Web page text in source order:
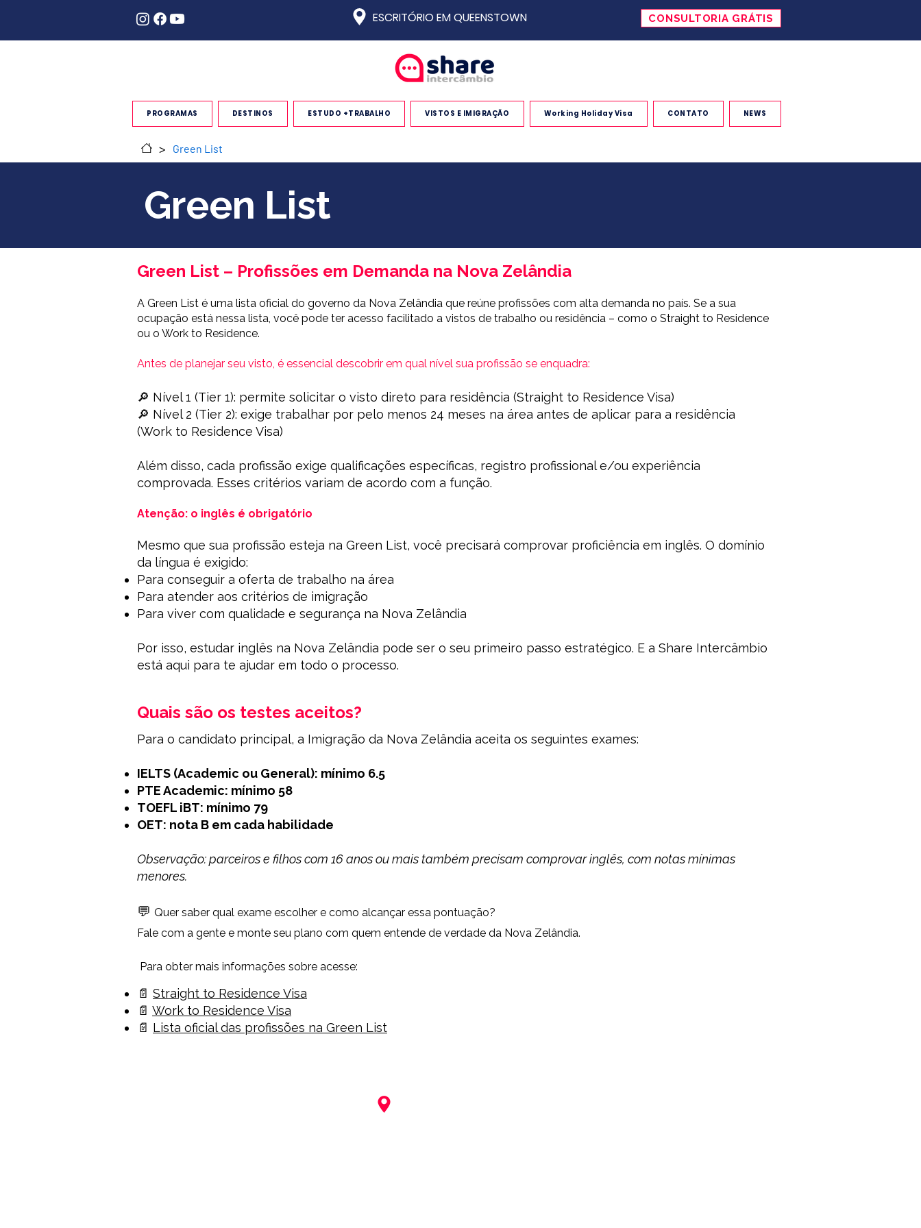
ESCRITÓRIO EM QUEENSTOWN CONSULTORIA GRÁTIS
PROGRAMAS DESTINOS ESTUDO +TRABALHO VISTOS E IMIGRAÇÃO Working Holiday Visa CONTATO NEWS
Green List
Green List – Profissões em Demanda na Nova Zelândia
A Green List é uma lista oficial do governo da Nova Zelândia que reúne profissões com alta demanda no país. Se a sua
ocupação está nessa lista, você pode ter acesso facilitado a vistos de trabalho ou residência – como o Straight to Residence
ou o Work to Residence.
Antes de planejar seu visto, é essencial descobrir em qual nível sua profissão se enquadra:
🔎 Nível 1 (Tier 1): permite solicitar o visto direto para residência (Straight to Residence Visa)
🔎 Nível 2 (Tier 2): exige trabalhar por pelo menos 24 meses na área antes de aplicar para a residência
(Work to Residence Visa)
Além disso, cada profissão exige qualificações específicas, registro profissional e/ou experiência
comprovada. Esses critérios variam de acordo com a função.
Atenção: o inglês é obrigatório
Mesmo que sua profissão esteja na Green List, você precisará comprovar proficiência em inglês. O domínio
da língua é exigido:
Para conseguir a oferta de trabalho na área
Para atender aos critérios de imigração
Para viver com qualidade e segurança na Nova Zelândia
Por isso, estudar inglês na Nova Zelândia pode ser o seu primeiro passo estratégico. E a Share Intercâmbio
está aqui para te ajudar em todo o processo.
Quais são os testes aceitos?
Para o candidato principal, a Imigração da Nova Zelândia aceita os seguintes exames:
IELTS (Academic ou General): mínimo 6.5
PTE Academic: mínimo 58
TOEFL iBT: mínimo 79
OET: nota B em cada habilidade
Observação: parceiros e filhos com 16 anos ou mais também precisam comprovar inglês, com notas mínimas
menores.
💬 Quer saber qual exame escolher e como alcançar essa pontuação?
Fale com a gente e monte seu plano com quem entende de verdade da Nova Zelândia.
Para obter mais informações sobre acesse:
📄 Straight to Residence Visa
📄 Work to Residence Visa
📄 Lista oficial das profissões na Green List
> Green List